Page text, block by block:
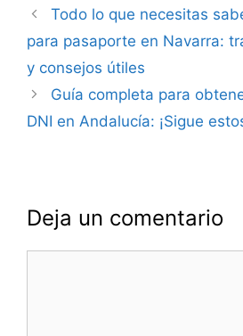
Navegación
entradas
Todo lo que necesitas
para pasaporte en Navarra:
y consejos útiles
Guía completa para
DNI en Andalucía: ¡Sigue
Deja un comentario